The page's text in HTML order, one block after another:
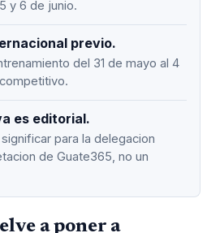
y 6 de junio.
previo.
del 31 de mayo al 4
es editorial.
para la delegacion
de Guate365, no un
a poner a